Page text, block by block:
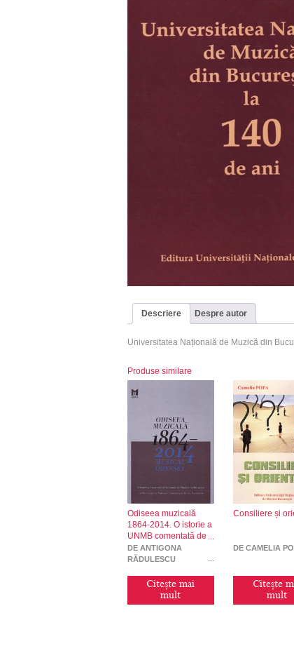
Descriere Despre autor
Universitatea Națională de Muzică din
Produse similare
Odiseea muzicală
1864-2014. O istorie a
UNMB comentată de
Antigona Rădulescu
DE ANTIGONA
RĂDULESCU
Citește mai
mult
Consiliere și
DE CAMELIA
Citește
mult